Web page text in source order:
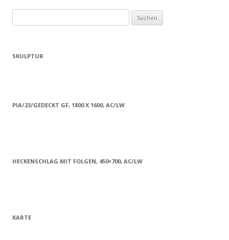
nach:
SKULPTUR
PIA/23/GEDECKT GF, 1800 X 1600, AC/LW
HECKENSCHLAG MIT FOLGEN, 450×700, AC/LW
KARTE